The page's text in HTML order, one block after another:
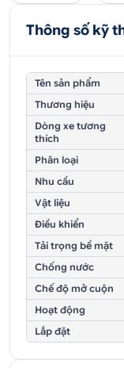
Thông số kỹ
Tên sản phẩm
Thương hiệu
Dòng xe tương
thích
Phân loại
Nhu cầu
Vật liệu
Điều khiển
Tải trọng bề mặt
Chống nước
Chế độ mở cuộn
Hoạt động
Lắp đặt